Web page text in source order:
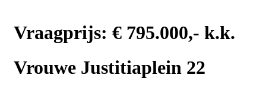
Vraagprijs: € 795.000,- k.k.
Vrouwe Justitiaplein 22